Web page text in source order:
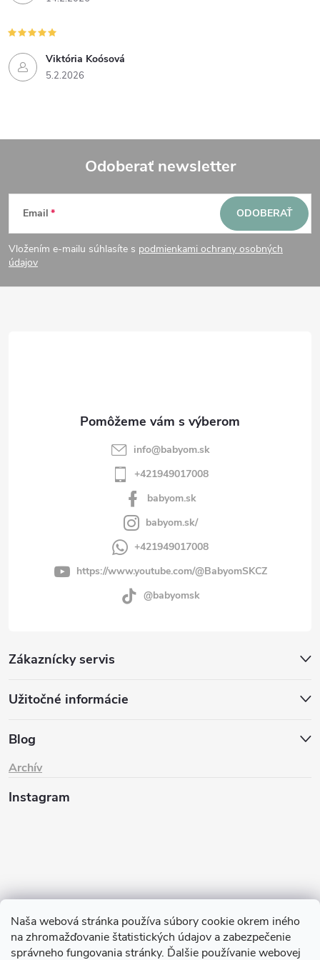
Naša webová stránka používa súbory cookie okrem iného
na zhromažďovanie štatistických údajov a zabezpečenie
správneho fungovania stránky. Ďalšie používanie webovej
k
y
v
p
s
u
Viktória Koósová
5.2.2026
Z
á
p
Odoberať newsletter
Email
Vložením e-mailu súhlasíte s podmienkami ochrany osobných
údajov
ODOBERAŤ
Zákaznícky servis
Užitočné informácie
Blog
Archív
info@babyom.sk
+421949017008
babyom.sk
babyom.sk/
+421949017008
https://www.youtube.com/@BabyomSKCZ
@babyomsk
Instagram
Sledovať na Instagrame